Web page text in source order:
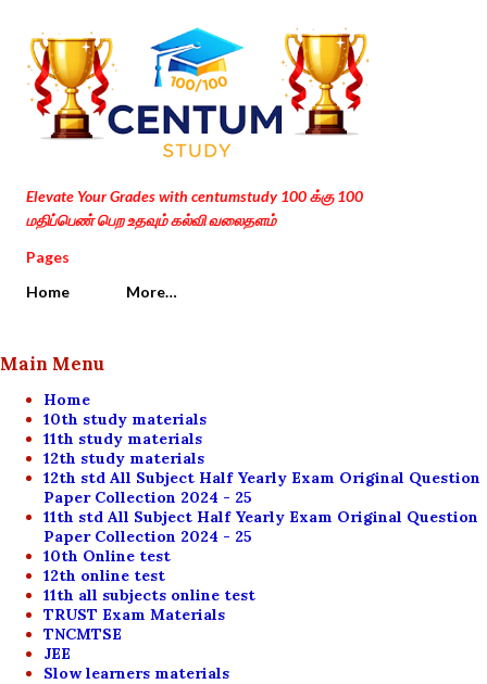
Skip to main content
Elevate Your Grades with centumstudy 100 க்கு 100
மதிப்பெண் பெற உதவும் கல்வி வலைதளம்
Pages
Home
More…
Main Menu
Home
10th study materials
11th study materials
12th study materials
12th std All Subject Half Yearly Exam Original Question
Paper Collection 2024 - 25
11th std All Subject Half Yearly Exam Original Question
Paper Collection 2024 - 25
10th Online test
12th online test
11th all subjects online test
TRUST Exam Materials
TNCMTSE
JEE
Slow learners materials